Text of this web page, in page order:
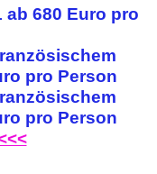
ab 680 Euro pro
pro Person
pro Person